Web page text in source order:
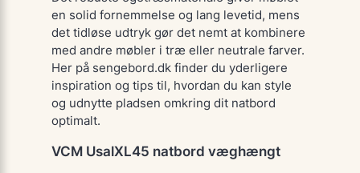
en solid fornemmelse og lang levetid, mens
det tidløse udtryk gør det nemt at kombinere
med andre møbler i træ eller neutrale farver.
Her på sengebord.dk finder du yderligere
inspiration og tips til, hvordan du kan style
og udnytte pladsen omkring dit natbord
optimalt.
VCM UsalXL45 natbord væghængt